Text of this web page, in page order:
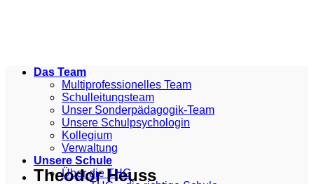
Theodor Heuss
Das Team
Multiprofessionelles Team
Schulleitungsteam
Unser Sonderpädagogik-Team
Unsere Schulpsychologin
Kollegium
Verwaltung
Unsere Schule
Über die THG